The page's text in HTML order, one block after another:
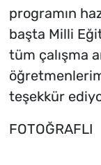
programın
başta Milli
tüm çalışma
teşekkür
FOTOĞRAFLI